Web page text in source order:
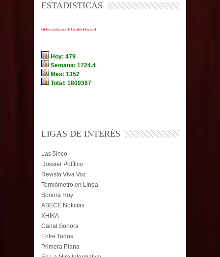
ESTADISTICAS
LIGAS DE INTERÉS
Las 5inco
Dossier Político
Revista Viva Voz
Termómetro en Línea
Sonora Hoy
ABECE Noticias
XHIKA
Canal Sonora
Entre Todos
Primera Plana